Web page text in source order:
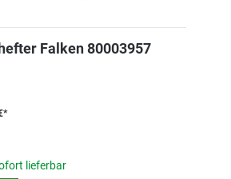
Falken 80003957
lieferbar